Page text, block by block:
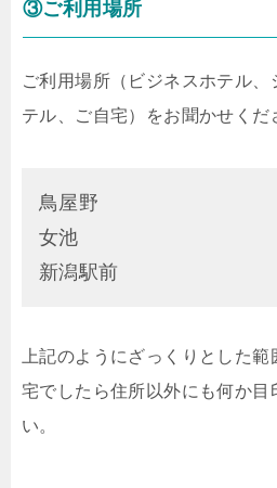
③ご利用場所
ご利用場所（ビジネスホテル、
テル、ご自宅）をお聞かせくだ
鳥屋野
女池
新潟駅前
上記のようにざっくりとした
宅でしたら住所以外にも何か目
い。